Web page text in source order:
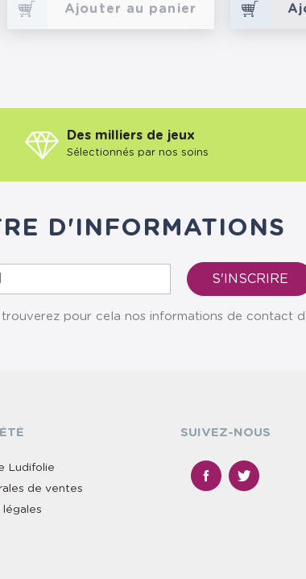
Ajouter au panier
Des milliers de jeux
Sélectionnés par nos soins
D'INFORMATIONS
pour cela nos informations de contact
Ludifolie
de ventes
légales
SUIVEZ-NOUS